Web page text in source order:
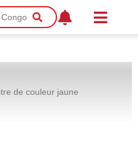
de couleur jaune